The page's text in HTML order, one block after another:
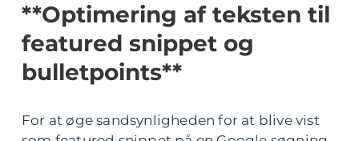
**Optimering af teksten til
featured snippet og
bulletpoints**
For at øge sandsynligheden for at blive vist